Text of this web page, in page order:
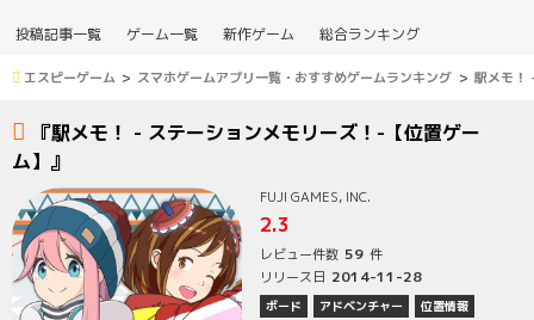
投稿記事一覧 ゲーム一覧 新作ゲーム 総合ランキング
エスピーゲーム スマホゲームアプリ一覧・おすすめゲームランキング 駅メモ！
『駅メモ！ - ステーションメモリーズ！-【位置ゲー
ム】』
FUJI GAMES, INC.
2.3
レビュー件数 59 件
リリース日 2014-11-28
ボード アドベンチャー
位置情報